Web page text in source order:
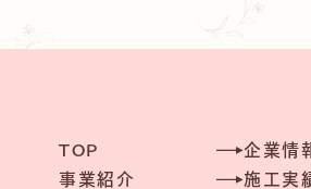
アドバイザーがていねいに対
採用のエント
TOP
企業情
事業紹介
施工実